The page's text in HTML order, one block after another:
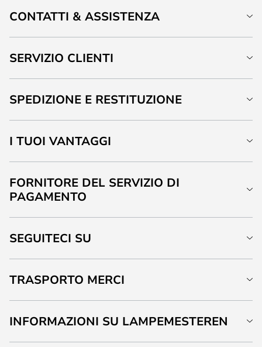
CONTATTI & ASSISTENZA
SERVIZIO CLIENTI
SPEDIZIONE E RESTITUZIONE
I TUOI VANTAGGI
FORNITORE DEL SERVIZIO DI
PAGAMENTO
SEGUITECI SU
TRASPORTO MERCI
INFORMAZIONI SU LAMPEMESTEREN